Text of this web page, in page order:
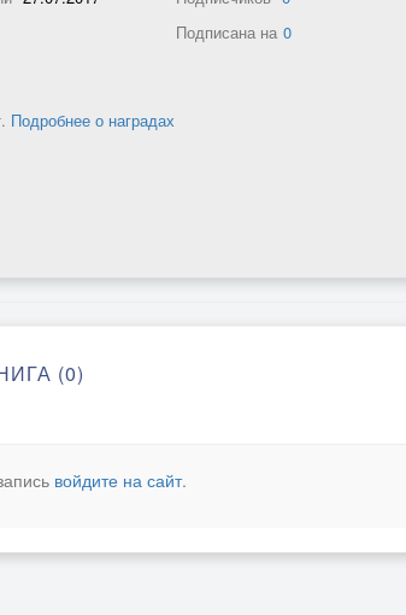
Подписана на 0
Подробнее о наградах
(0)
войдите на сайт.